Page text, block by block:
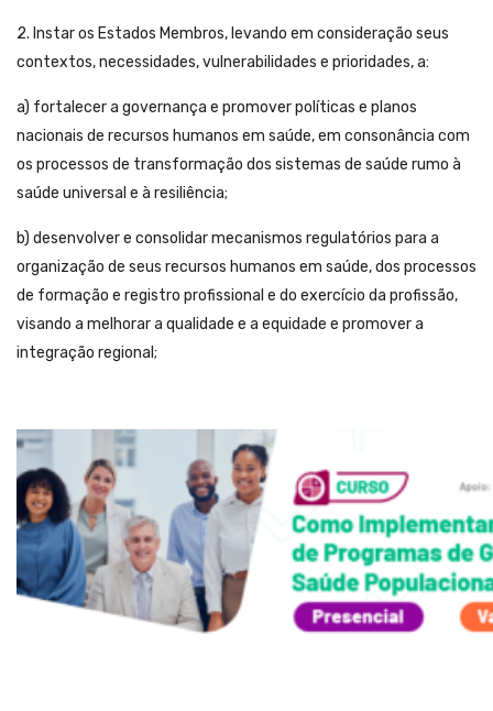
2. Instar os Estados Membros, levando em consideração seus
contextos, necessidades, vulnerabilidades e prioridades, a:
a) fortalecer a governança e promover políticas e planos
nacionais de recursos humanos em saúde, em consonância com
os processos de transformação dos sistemas de saúde rumo à
saúde universal e à resiliência;
b) desenvolver e consolidar mecanismos regulatórios para a
organização de seus recursos humanos em saúde, dos processos
de formação e registro profissional e do exercício da profissão,
visando a melhorar a qualidade e a equidade e promover a
integração regional;